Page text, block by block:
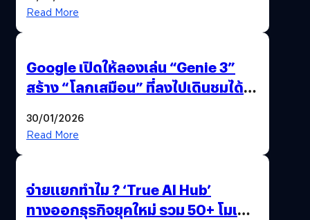
Read More
Google เปิดให้ลองเล่น “Genie 3”
สร้าง “โลกเสมือน” ที่ลงไปเดินชมได้
30/01/2026
Read More
จ่ายแยกทำไม ? ‘True AI Hub’
ทางออกธุรกิจยุคใหม่ รวม 50+ โมเดล